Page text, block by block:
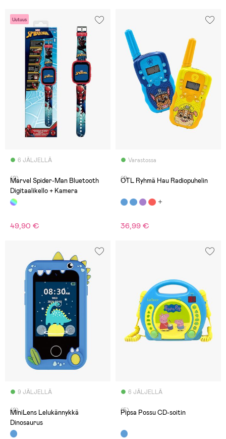
Uutuus
6 JÄLJELLÄ
(0)
Marvel Spider-Man Bluetooth
Digitaalikello + Kamera
49,90 €
Varastossa
(1)
OTL Ryhmä Hau Radiopuhelin
36,99 €
9 JÄLJELLÄ
(0)
MiniLens Lelukännykkä
Dinosaurus
6 JÄLJELLÄ
(5)
Pipsa Possu CD-soitin